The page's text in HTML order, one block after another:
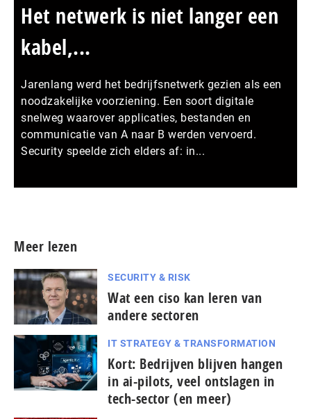
Het netwerk is niet langer een
kabel,...
Jarenlang werd het bedrijfsnetwerk gezien als een
noodzakelijke voorziening. Een soort digitale
snelweg waarover applicaties, bestanden en
communicatie van A naar B werden vervoerd.
Security speelde zich elders af: in...
Meer lezen
SECURITY & RISK
Wat een ciso kan leren van
andere sectoren
IT STRATEGY & TRANSFORMATION
Kort: Bedrijven blijven hangen
in ai-pilots, veel ontslagen in
tech-sector (en meer)